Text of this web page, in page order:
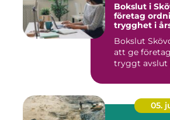
Bokslut i
företag
trygghet i
Bokslut
att ge
tryggt avslut
05.